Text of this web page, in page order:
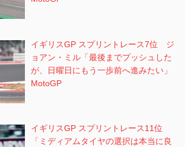
イギリスGP スプリントレース7位 ジ
ョアン・ミル「最後までプッシュした
が、日曜日にもう一歩前へ進みたい」
MotoGP
イギリスGP スプリントレース11位
「ミディアムタイヤの選択は本当に良